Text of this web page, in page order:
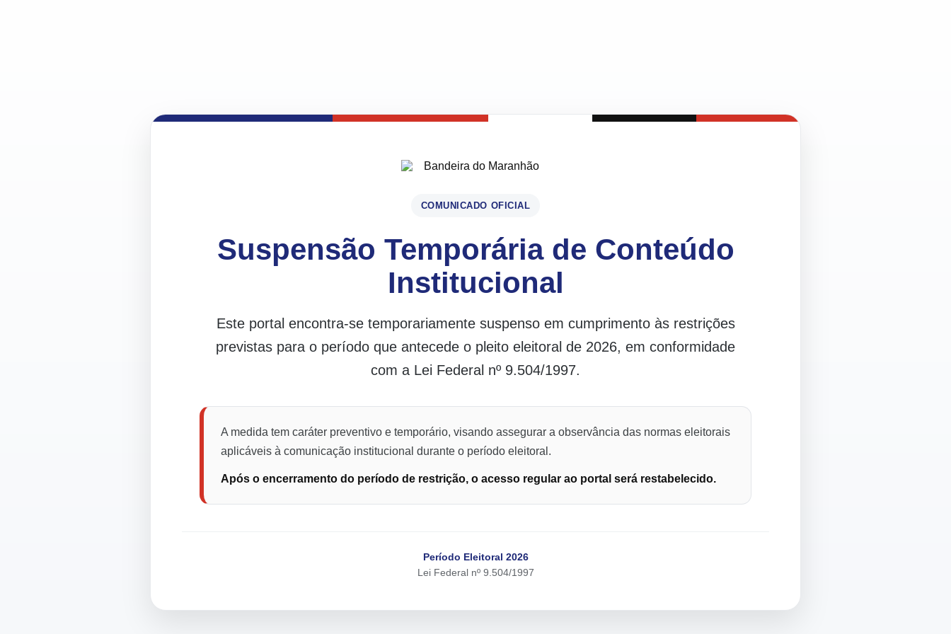
COMUNICADO OFICIAL
Suspensão Temporária de Conteúdo
Institucional
Este portal encontra-se temporariamente suspenso em cumprimento às restrições
previstas para o período que antecede o pleito eleitoral de 2026, em conformidade
com a Lei Federal nº 9.504/1997.
A medida tem caráter preventivo e temporário, visando assegurar a observância das normas eleitorais
aplicáveis à comunicação institucional durante o período eleitoral.
Após o encerramento do período de restrição, o acesso regular ao portal será restabelecido.
Período Eleitoral 2026
Lei Federal nº 9.504/1997